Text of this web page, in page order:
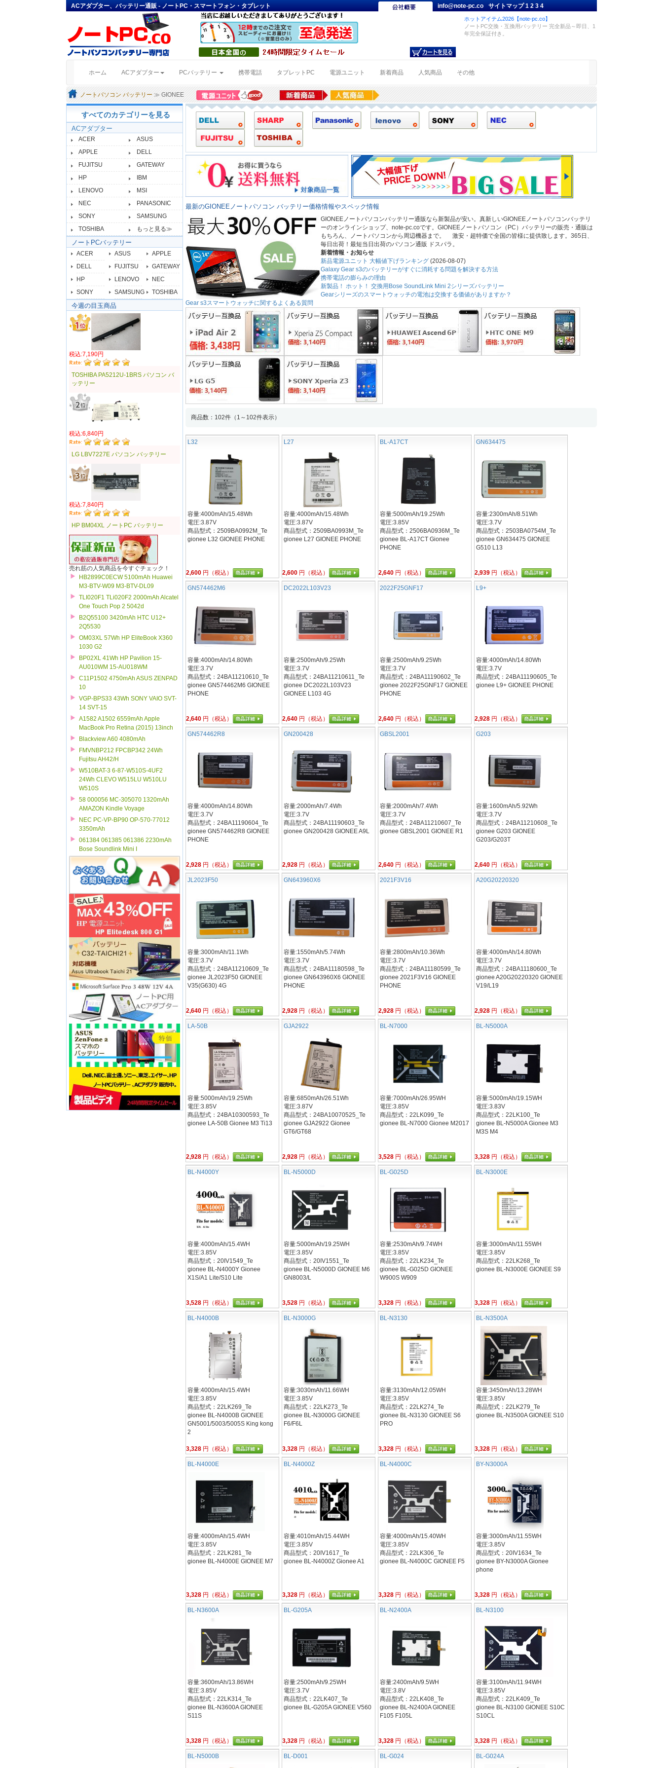
ACアダプター、バッテリー通販 - ノートPC・スマートフォン・タブレット info@note-pc.co サイトマップ1234
ホットアイテム2026【note-pc.co】
ノートPC交換・互換用バッテリー 完全新品～即日、1
年完全保証付き。
ホーム (current)ACアダプター PCバッテリー 携帯電話 タブレットPC 電源ユニット 新着商品 人気商品 その他
ノートパソコン バッテリー ≫ GIONEE
すべてのカテゴリーを見る
ACアダプター
ACER
ASUS
APPLE
DELL
FUJITSU
GATEWAY
HP
IBM
LENOVO
MSI
NEC
PANASONIC
SONY
SAMSUNG
TOSHIBA
もっと見る≫
ノートPCバッテリー
ACER ASUS
APPLE
DELL
FUJITSU
GATEWAY
HP
LENOVO
NEC
SONY
SAMSUNG TOSHIBA
今週の目玉商品
税込:7,190円
TOSHIBA PA5212U-1BRS パソコン バ
ッテリー
税込:6,840円
LG LBV7227E パソコン バッテリー
税込:7,840円
HP BM04XL ノートPC バッテリー
売れ筋の人気商品を今すぐチェック！
HB2899C0ECW 5100mAh Huawei
M3-BTV-W09 M3-BTV-DL09
TLI020F1 TLi020F2 2000mAh Alcatel
One Touch Pop 2 5042d
B2Q55100 3420mAh HTC U12+
2Q5530
OM03XL 57Wh HP EliteBook X360
1030 G2
BP02XL 41Wh HP Pavilion 15-
AU010WM 15-AU018WM
C11P1502 4750mAh ASUS ZENPAD
10
VGP-BPS33 43Wh SONY VAIO SVT-
14 SVT-15
A1582 A1502 6559mAh Apple
MacBook Pro Retina (2015) 13inch
Blackview A60 4080mAh
FMVNBP212 FPCBP342 24Wh
Fujitsu AH42/H
W510BAT-3 6-87-W510S-4UF2
24Wh CLEVO W515LU W510LU
W510S
58 000056 MC-305070 1320mAh
AMAZON Kindle Voyage
NEC PC-VP-BP90 OP-570-77012
3350mAh
061384 061385 061386 2230mAh
Bose Soundlink Mini I
最新のGIONEEノートパソコン バッテリー価格情報やスペック情報
GIONEEノートパソコンバッテリー通販なら新製品が安い。真新しいGIONEEノートパソコンバッテリ
ーのオンラインショップ、note-pc.coです。GIONEEノートパソコン（PC）バッテリーの販売・通販は
もちろん、ノートパソコンから周辺機器まで。 激安・超特価で全国の皆様に提供致します。365日、
毎日出荷！最短当日出荷のパソコン通販 ドスパラ。
新着情報・お知らせ
新品電源ユニット 大幅値下げランキング(2026-08-07)
Galaxy Gear s3のバッテリーがすぐに消耗する問題を解決する方法
携帯電話の膨らみの理由
新製品！ ホット！ 交換用Bose SoundLink Mini 2シリーズバッテリー
Gearシリーズのスマートウォッチの電池は交換する価値がありますか？
Gear s3スマートウォッチに関するよくある質問
商品数：102件（1～102件表示）
L32
容量:4000mAh/15.48Wh
電圧:3.87V
商品型式：2509BA0992M_Te
gionee L32 GIONEE PHONE
2,600 円（税込）
L27
容量:4000mAh/15.48Wh
電圧:3.87V
商品型式：2509BA0993M_Te
gionee L27 GIONEE PHONE
2,600 円（税込）
BL-A17CT
容量:5000mAh/19.25Wh
電圧:3.85V
商品型式：2506BA0936M_Te
gionee BL-A17CT Gionee
PHONE
2,640 円（税込）
GN634475
容量:2300mAh/8.51Wh
電圧:3.7V
商品型式：2503BA0754M_Te
gionee GN634475 GIONEE
G510 L13
2,939 円（税込）
GN574462M6
容量:4000mAh/14.80Wh
電圧:3.7V
商品型式：24BA11210610_Te
gionee GN574462M6 GIONEE
PHONE
2,640 円（税込）
DC2022L103V23
容量:2500mAh/9.25Wh
電圧:3.7V
商品型式：24BA11210611_Te
gionee DC2022L103V23
GIONEE L103 4G
2,640 円（税込）
2022F25GNF17
容量:2500mAh/9.25Wh
電圧:3.7V
商品型式：24BA11190602_Te
gionee 2022F25GNF17 GIONEE
PHONE
2,640 円（税込）
L9+
容量:4000mAh/14.80Wh
電圧:3.7V
商品型式：24BA11190605_Te
gionee L9+ GIONEE PHONE
2,928 円（税込）
GN574462R8
容量:4000mAh/14.80Wh
電圧:3.7V
商品型式：24BA11190604_Te
gionee GN574462R8 GIONEE
PHONE
2,928 円（税込）
GN200428
容量:2000mAh/7.4Wh
電圧:3.7V
商品型式：24BA11190603_Te
gionee GN200428 GIONEE A9L
2,928 円（税込）
GBSL2001
容量:2000mAh/7.4Wh
電圧:3.7V
商品型式：24BA11210607_Te
gionee GBSL2001 GIONEE R1
2,640 円（税込）
G203
容量:1600mAh/5.92Wh
電圧:3.7V
商品型式：24BA11210608_Te
gionee G203 GIONEE
G203/G203T
2,640 円（税込）
JL2023F50
容量:3000mAh/11.1Wh
電圧:3.7V
商品型式：24BA11210609_Te
gionee JL2023F50 GIONEE
V35(G630) 4G
2,640 円（税込）
GN643960X6
容量:1550mAh/5.74Wh
電圧:3.7V
商品型式：24BA11180598_Te
gionee GN643960X6 GIONEE
PHONE
2,928 円（税込）
2021F3V16
容量:2800mAh/10.36Wh
電圧:3.7V
商品型式：24BA11180599_Te
gionee 2021F3V16 GIONEE
PHONE
2,928 円（税込）
A20G20220320
容量:4000mAh/14.80Wh
電圧:3.7V
商品型式：24BA11180600_Te
gionee A20G20220320 GIONEE
V19/L19
2,928 円（税込）
LA-50B
容量:5000mAh/19.25Wh
電圧:3.85V
商品型式：24BA10300593_Te
gionee LA-50B Gionee M3 Ti13
2,928 円（税込）
GJA2922
容量:6850mAh/26.51Wh
電圧:3.87V
商品型式：24BA10070525_Te
gionee GJA2922 Gionee
GT6/GT68
2,928 円（税込）
BL-N7000
容量:7000mAh/26.95WH
電圧:3.85V
商品型式：22LK099_Te
gionee BL-N7000 Gionee M2017
3,528 円（税込）
BL-N5000A
容量:5000mAh/19.15WH
電圧:3.83V
商品型式：22LK100_Te
gionee BL-N5000A Gionee M3
M3S M4
3,328 円（税込）
BL-N4000Y
容量:4000mAh/15.4WH
電圧:3.85V
商品型式：20IV1549_Te
gionee BL-N4000Y Gionee
X1S/A1 Lite/S10 Lite
3,528 円（税込）
BL-N5000D
容量:5000mAh/19.25WH
電圧:3.85V
商品型式：20IV1551_Te
gionee BL-N5000D GIONEE M6
GN8003/L
3,528 円（税込）
BL-G025D
容量:2530mAh/9.74WH
電圧:3.85V
商品型式：22LK234_Te
gionee BL-G025D GIONEE
W900S W909
3,328 円（税込）
BL-N3000E
容量:3000mAh/11.55WH
電圧:3.85V
商品型式：22LK268_Te
gionee BL-N3000E GIONEE S9
3,328 円（税込）
BL-N4000B
容量:4000mAh/15.4WH
電圧:3.85V
商品型式：22LK269_Te
gionee BL-N4000B GIONEE
GN5001/5003/5005S King kong
2
3,328 円（税込）
BL-N3000G
容量:3030mAh/11.66WH
電圧:3.85V
商品型式：22LK273_Te
gionee BL-N3000G GIONEE
F6/F6L
3,328 円（税込）
BL-N3130
容量:3130mAh/12.05WH
電圧:3.85V
商品型式：22LK274_Te
gionee BL-N3130 GIONEE S6
PRO
3,328 円（税込）
BL-N3500A
容量:3450mAh/13.28WH
電圧:3.85V
商品型式：22LK279_Te
gionee BL-N3500A GIONEE S10
3,328 円（税込）
BL-N4000E
容量:4000mAh/15.4WH
電圧:3.85V
商品型式：22LK281_Te
gionee BL-N4000E GIONEE M7
3,328 円（税込）
BL-N4000Z
容量:4010mAh/15.44WH
電圧:3.85V
商品型式：20IV1617_Te
gionee BL-N4000Z Gionee A1
3,328 円（税込）
BL-N4000C
容量:4000mAh/15.40WH
電圧:3.85V
商品型式：22LK306_Te
gionee BL-N4000C GIONEE F5
3,328 円（税込）
BY-N3000A
容量:3000mAh/11.55WH
電圧:3.85V
商品型式：20IV1634_Te
gionee BY-N3000A Gionee
phone
3,328 円（税込）
BL-N3600A
容量:3600mAh/13.86WH
電圧:3.85V
商品型式：22LK314_Te
gionee BL-N3600A GIONEE
S11S
3,328 円（税込）
BL-G205A
容量:2500mAh/9.25WH
電圧:3.7V
商品型式：22LK407_Te
gionee BL-G205A GIONEE V560
3,328 円（税込）
BL-N2400A
容量:2400mAh/9.5WH
電圧:3.8V
商品型式：22LK408_Te
gionee BL-N2400A GIONEE
F105 F105L
3,328 円（税込）
BL-N3100
容量:3100mAh/11.94WH
電圧:3.85V
商品型式：22LK409_Te
gionee BL-N3100 GIONEE S10C
S10CL
3,328 円（税込）
BL-N5000B BL-D001 BL-G024 BL-G024A